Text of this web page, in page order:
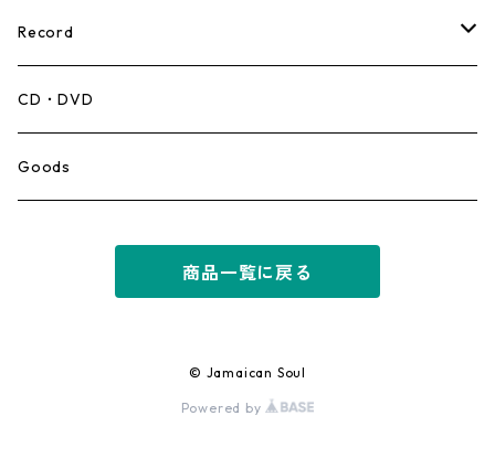
Record
Mento,Calypso,Ballad
Ska
CD・DVD
Goods
商品一覧に戻る
© Jamaican Soul
Powered by